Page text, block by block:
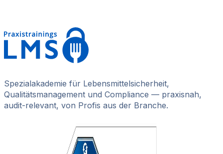
Spezialakademie für Lebensmittelsicherheit,
Qualitätsmanagement und Compliance — praxisnah,
audit-relevant, von Profis aus der Branche.